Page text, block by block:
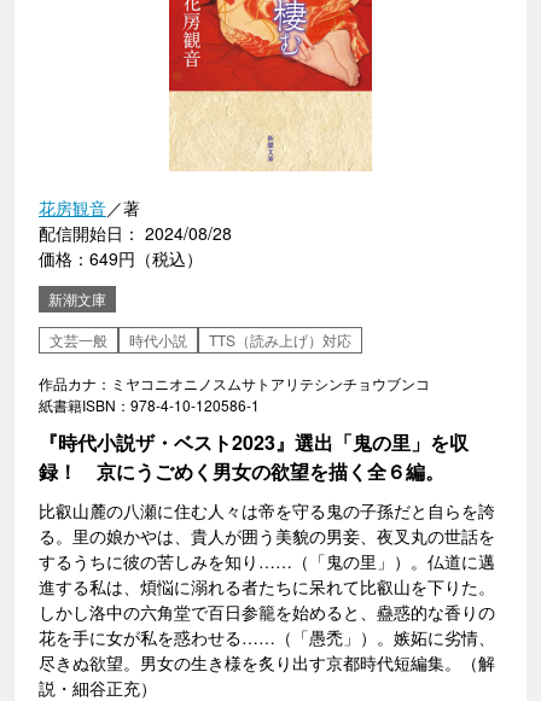
花房観音／著
配信開始日： 2024/08/28
価格：649円（税込）
新潮文庫
文芸一般
時代小説 TTS（読み上げ）対応
作品カナ：ミヤコニオニノスムサトアリテシンチョウブンコ
紙書籍ISBN：978-4-10-120586-1
『時代小説ザ・ベスト2023』選出「鬼の里」を収
録！ 京にうごめく男女の欲望を描く全６編。
比叡山麓の八瀬に住む人々は帝を守る鬼の子孫だと自らを誇
る。里の娘かやは、貴人が囲う美貌の男妾、夜叉丸の世話を
するうちに彼の苦しみを知り……（「鬼の里」）。仏道に邁
進する私は、煩悩に溺れる者たちに呆れて比叡山を下りた。
しかし洛中の六角堂で百日参籠を始めると、蠱惑的な香りの
花を手に女が私を惑わせる……（「愚禿」）。嫉妬に劣情、
尽きぬ欲望。男女の生き様を炙り出す京都時代短編集。（解
説・細谷正充）